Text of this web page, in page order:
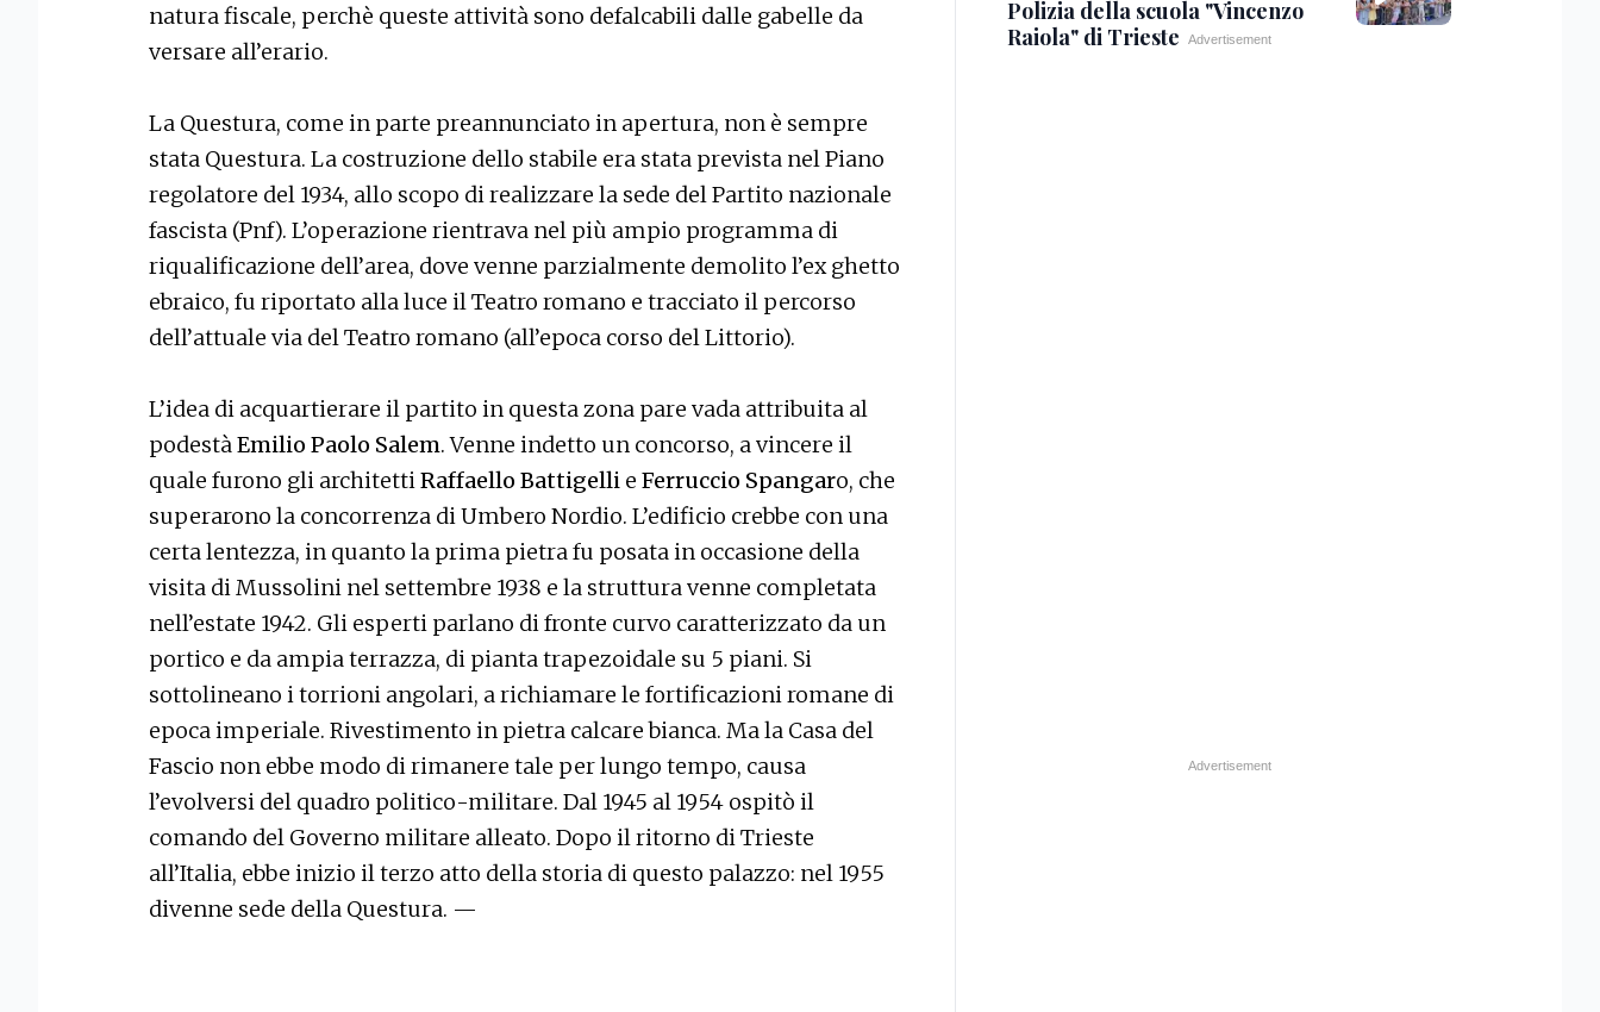
natura fiscale, perchè queste attività sono defalcabili dalle gabelle da
versare all’erario.
La Questura, come in parte preannunciato in apertura, non è sempre
stata Questura. La costruzione dello stabile era stata prevista nel Piano
regolatore del 1934, allo scopo di realizzare la sede del Partito nazionale
fascista (Pnf). L’operazione rientrava nel più ampio programma di
riqualificazione dell’area, dove venne parzialmente demolito l’ex ghetto
ebraico, fu riportato alla luce il Teatro romano e tracciato il percorso
dell’attuale via del Teatro romano (all’epoca corso del Littorio).
L’idea di acquartierare il partito in questa zona pare vada attribuita al
podestàEmilio Paolo Salem. Venne indetto un concorso, a vincere il
quale furono gli architettiRaffaello Battigelli e Ferruccio Spangaro, che
superarono la concorrenza di Umbero Nordio. L’edificio crebbe con una
certa lentezza, in quanto la prima pietra fu posata in occasione della
visita di Mussolini nel settembre 1938 e la struttura venne completata
nell’estate 1942. Gli esperti parlano di fronte curvo caratterizzato da un
portico e da ampia terrazza, di pianta trapezoidale su 5 piani. Si
sottolineano i torrioni angolari, a richiamare le fortificazioni romane di
epoca imperiale. Rivestimento in pietra calcare bianca. Ma la Casa del
Fascio non ebbe modo di rimanere tale per lungo tempo, causa
l’evolversi del quadro politico-militare. Dal 1945 al 1954 ospitò il
comando del Governo militare alleato. Dopo il ritorno di Trieste
all’Italia, ebbe inizio il terzo atto della storia di questo palazzo: nel 1955
divenne sede della Questura. —
Polizia della scuola "Vincenzo
Raiola" di Trieste